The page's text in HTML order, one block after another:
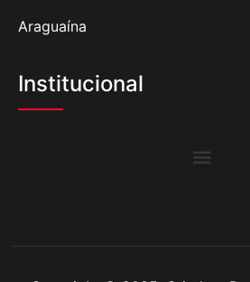
Araguaína
Institucional